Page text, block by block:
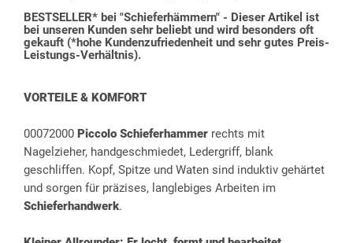
BESTSELLER* bei "Schieferhämmern" - Dieser Artikel ist
bei unseren Kunden sehr beliebt und wird besonders oft
gekauft (*hohe Kundenzufriedenheit und sehr gutes Preis-
Leistungs-Verhältnis).
VORTEILE & KOMFORT
00072000 Piccolo Schieferhammer rechts mit
Nagelzieher, handgeschmiedet, Ledergriff, blank
geschliffen. Kopf, Spitze und Waten sind induktiv gehärtet
und sorgen für präzises, langlebiges Arbeiten im
Schieferhandwerk.